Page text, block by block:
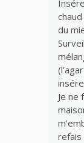
du
Je ne
refais